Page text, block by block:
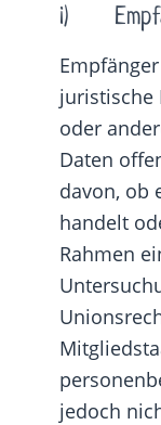
i)
juristische
oder
Daten
davon, ob
handelt
Rahmen
jedoch